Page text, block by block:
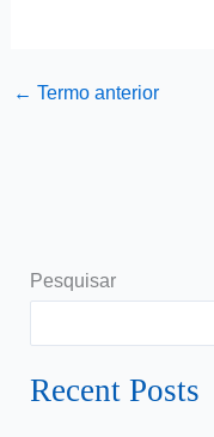
← Termo anterior
Pesquisar
Recent Posts